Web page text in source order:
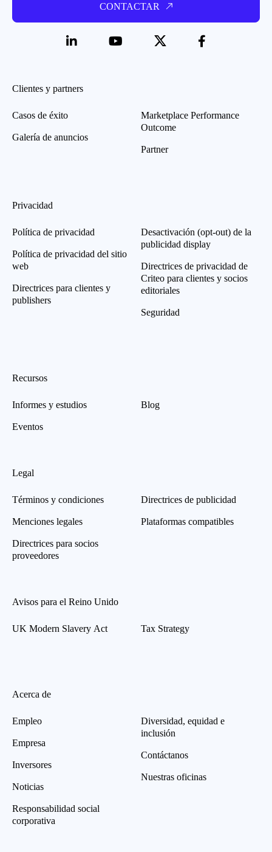
CONTACTAR
Clientes y partners
Casos de éxito
Galería de anuncios
Marketplace Performance
Outcome
Partner
Privacidad
Política de privacidad
Política de privacidad del sitio
web
Directrices para clientes y
publishers
Desactivación (opt-out) de la
publicidad display
Directrices de privacidad de
Criteo para clientes y socios
editoriales
Seguridad
Recursos
Informes y estudios
Eventos
Blog
Legal
Términos y condiciones
Menciones legales
Directrices para socios
proveedores
Directrices de publicidad
Plataformas compatibles
Avisos para el Reino Unido
UK Modern Slavery Act Tax Strategy
Acerca de
Empleo
Empresa
Inversores
Noticias
Responsabilidad social
corporativa
Diversidad, equidad e
inclusión
Contáctanos
Nuestras oficinas